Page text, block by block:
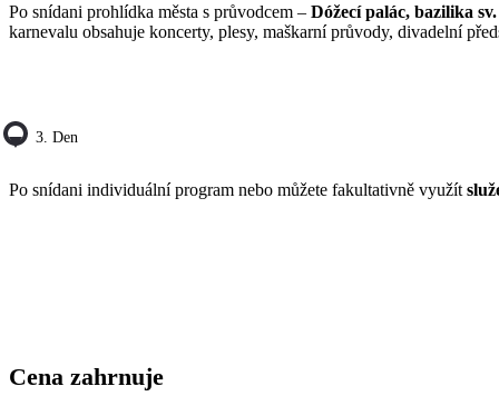
Po snídani prohlídka města s průvodcem – Dóžecí palác, bazilika
karnevalu obsahuje koncerty, plesy, maškarní průvody, divadelní
3. Den
Po snídani individuální program nebo můžete fakultativně využít
Cena zahrnuje